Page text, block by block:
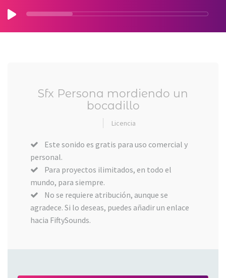
Sfx Persona mordiendo un
bocadillo
Licencia
Este sonido es gratis para uso comercial y
personal.
Para proyectos ilimitados, en todo el
mundo, para siempre.
No se requiere atribución, aunque se
agradece. Si lo deseas, puedes añadir un enlace
hacia FiftySounds.